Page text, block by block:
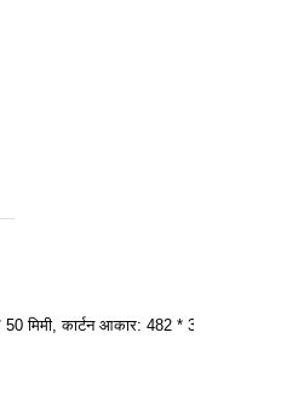
मिमी, कार्टन आकार: 482 * 320